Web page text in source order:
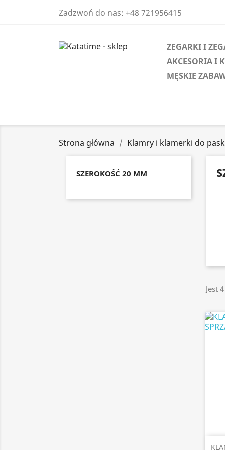
Zadzwoń do nas: +48 721956415
ZEGARKI I
AKCESORIA I
MĘSKIE
Strona główna Klamry i klamerki do
SZEROKOŚĆ 20 MM
Jest